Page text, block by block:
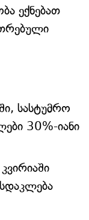
ექნებათ
სასტუმრო
30%-იანი